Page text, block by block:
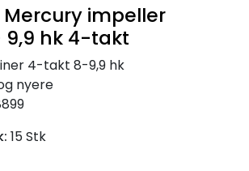
Mercury impeller
9,9 hk 4-takt
4-takt 8-9,9 hk
nyere
15 Stk